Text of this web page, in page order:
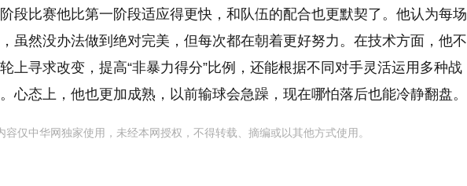
段比赛他比第一阶段适应得更快，和队伍的配合也更默契了。他认为每场
虽然没办法做到绝对完美，但每次都在朝着更好努力。在技术方面，他不
上寻求改变，提高“非暴力得分”比例，还能根据不同对手灵活运用多种战
心态上，他也更加成熟，以前输球会急躁，现在哪怕落后也能冷静翻盘。
容仅中华网独家使用，未经本网授权，不得转载、摘编或以其他方式使用。